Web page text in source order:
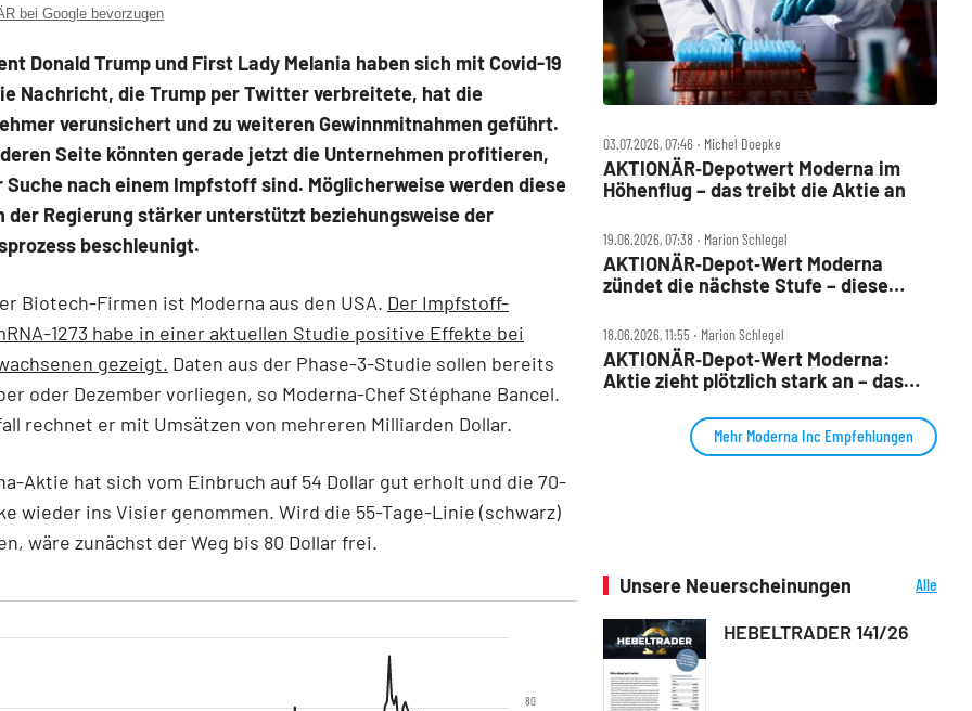
bei Google bevorzugen
Donald Trump und First Lady Melania haben sich mit Covid-19
Nachricht, die Trump per Twitter verbreitete, hat die
verunsichert und zu weiteren Gewinnmitnahmen geführt.
Seite könnten gerade jetzt die Unternehmen profitieren,
Suche nach einem Impfstoff sind. Möglicherweise werden diese
der Regierung stärker unterstützt beziehungsweise der
beschleunigt.
Biotech-Firmen ist Moderna aus den USA. Der Impfstoff-
1273 habe in einer aktuellen Studie positive Effekte bei
gezeigt. Daten aus der Phase-3-Studie sollen bereits
oder Dezember vorliegen, so Moderna-Chef Stéphane Bancel.
rechnet er mit Umsätzen von mehreren Milliarden Dollar.
Aktie hat sich vom Einbruch auf 54 Dollar gut erholt und die 70-
wieder ins Visier genommen. Wird die 55-Tage-Linie (schwarz)
wäre zunächst der Weg bis 80 Dollar frei.
80
03.07.2026, 07:46 ‧ Michel Doepke
AKTIONÄR‑Depotwert Moderna im
Höhenflug – das treibt die Aktie an
19.06.2026, 07:38 ‧ Marion Schlegel
AKTIONÄR‑Depot‑Wert Moderna
zündet die nächste Stufe – diese
18.06.2026, 11:55 ‧ Marion Schlegel
AKTIONÄR‑Depot‑Wert Moderna:
Aktie zieht plötzlich stark an – das
Mehr Moderna Inc Empfehlungen
Unsere Neuerscheinungen
Alle
HEBELTRADER 141/26